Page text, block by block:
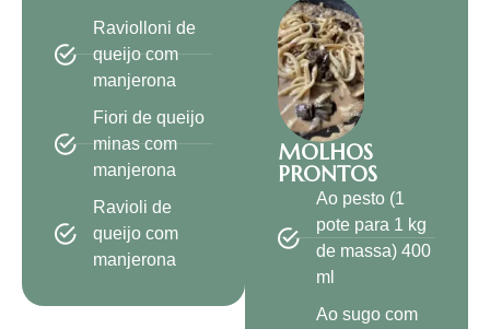
Raviolloni de
queijo com
manjerona
Fiori de queijo
minas com
manjerona
Ravioli de
queijo com
manjerona
MOLHOS
PRONTOS
Ao pesto (1
pote para 1 kg
de massa) 400
ml
Ao sugo com